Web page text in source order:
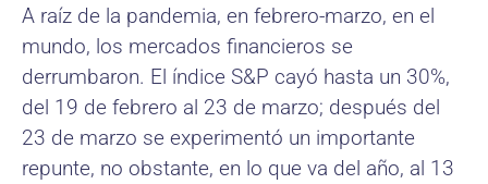
A raíz de la pandemia, en febrero-marzo, en el
mundo, los mercados financieros se
derrumbaron. El índice S&P cayó hasta un 30%,
del 19 de febrero al 23 de marzo; después del
23 de marzo se experimentó un importante
repunte, no obstante, en lo que va del año, al 13